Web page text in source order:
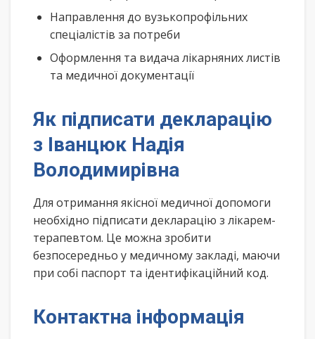
Направлення до вузькопрофільних
спеціалістів за потреби
Оформлення та видача лікарняних листів
та медичної документації
Як підписати декларацію
з Іванцюк Надія
Володимирівна
Для отримання якісної медичної допомоги
необхідно підписати декларацію з лікарем-
терапевтом. Це можна зробити
безпосередньо у медичному закладі, маючи
при собі паспорт та ідентифікаційний код.
Контактна інформація